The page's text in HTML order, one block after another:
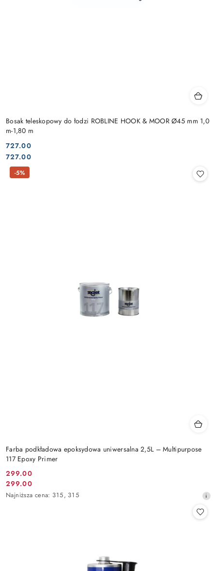
Bosak teleskopowy do łodzi ROBLINE HOOK & MOOR Ø45 mm 1,0
m-1,80 m
Cena:
727.00
Cena:
727.00
Farba podkładowa epoksydowa uniwersalna 2,5L – Multipurpose
117 Epoxy Primer
Cena
promocyjna:
299.00
Cena
promocyjna:
299.00
Najniższa
Najniższa cena: 315, 315
-5%